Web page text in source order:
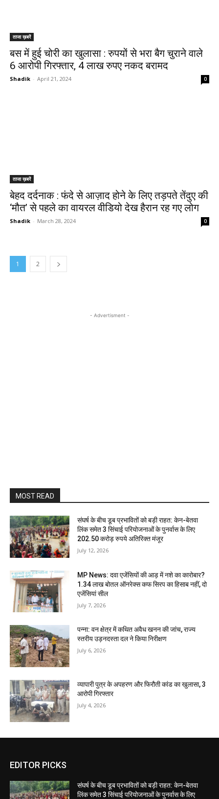
ताजा ख़बरें
बस में हुई चोरी का खुलासा : रुपयों से भरा बैग चुराने वाले
6 आरोपी गिरफ्तार, 4 लाख रुपए नकद बरामद
Shadik - April 21, 2024 0
ताजा ख़बरें
बेहद दर्दनाक : फंदे से आज़ाद होने के लिए तड़पते तेंदुए की
‘मौत’ से पहले का वायरल वीडियो देख हैरान रह गए लोग
Shadik - March 28, 2024 0
1 2
- Advertisment -
MOST READ
संघर्ष के बीच डूब प्रभावितों को बड़ी राहत: केन-बेतवा
लिंक समेत 3 सिंचाई परियोजनाओं के पुनर्वास के लिए
202.50 करोड़ रुपये अतिरिक्त मंजूर
July 12, 2026
MP News: दवा एजेंसियों की आड़ में नशे का कारोबार?
1.34 लाख बोतल ऑनरेक्स कफ सिरप का हिसाब नहीं, दो
एजेंसियां सील
July 7, 2026
पन्ना: वन क्षेत्र में कथित अवैध खनन की जांच, राज्य
स्तरीय उड़नदस्ता दल ने किया निरीक्षण
July 6, 2026
व्यापारी पुत्र के अपहरण और फिरौती कांड का खुलासा, 3
आरोपी गिरफ्तार
July 4, 2026
EDITOR PICKS
संघर्ष के बीच डूब प्रभावितों को बड़ी राहत: केन-बेतवा
लिंक समेत 3 सिंचाई परियोजनाओं के पुनर्वास के लिए